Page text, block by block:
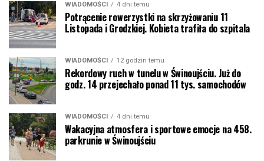
WIADOMOŚCI 4 dni temu
Potrącenie rowerzystki na skrzyżowaniu 11
Listopada i Grodzkiej. Kobieta trafiła do szpitala
WIADOMOŚCI 12 godzin temu
Rekordowy ruch w tunelu w Świnoujściu. Już do
godz. 14 przejechało ponad 11 tys. samochodów
WIADOMOŚCI 4 dni temu
Wakacyjna atmosfera i sportowe emocje na 458.
parkrunie w Świnoujściu